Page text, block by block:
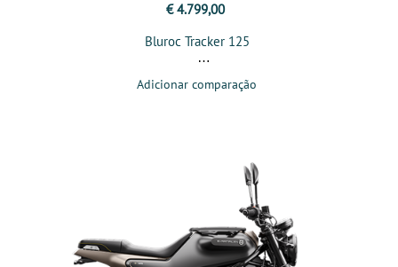
€ 4.799,00
Bluroc Tracker 125
Adicionar comparação